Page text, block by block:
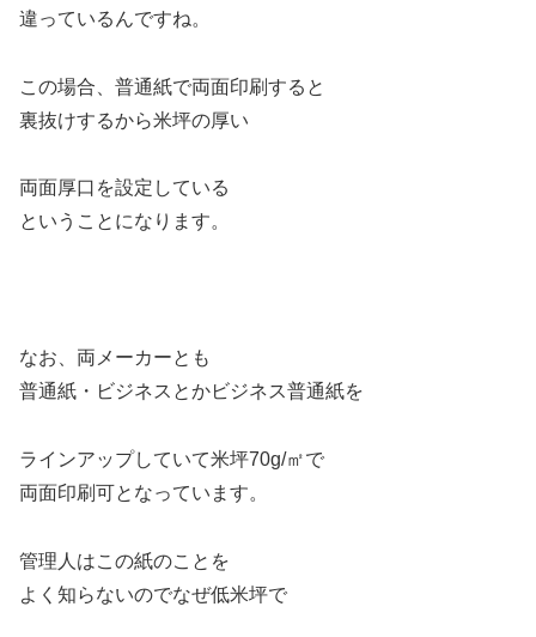
違っているんですね。
この場合、普通紙で両面印刷すると
裏抜けするから米坪の厚い
両面厚口を設定している
ということになります。
なお、両メーカーとも
普通紙・ビジネスとかビジネス普通紙を
ラインアップしていて米坪70g/㎡で
両面印刷可となっています。
管理人はこの紙のことを
よく知らないのでなぜ低米坪で